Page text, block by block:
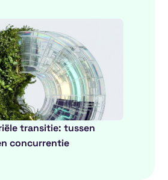
transitie: tussen
concurrentie